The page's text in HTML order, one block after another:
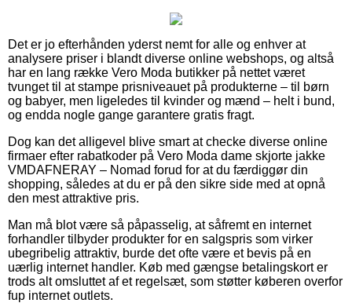
Det er jo efterhånden yderst nemt for alle og enhver at
analysere priser i blandt diverse online webshops, og altså
har en lang række Vero Moda butikker på nettet været
tvunget til at stampe prisniveauet på produkterne – til børn
og babyer, men ligeledes til kvinder og mænd – helt i bund,
og endda nogle gange garantere gratis fragt.
Dog kan det alligevel blive smart at checke diverse online
firmaer efter rabatkoder på Vero Moda dame skjorte jakke
VMDAFNERAY – Nomad forud for at du færdiggør din
shopping, således at du er på den sikre side med at opnå
den mest attraktive pris.
Man må blot være så påpasselig, at såfremt en internet
forhandler tilbyder produkter for en salgspris som virker
ubegribelig attraktiv, burde det ofte være et bevis på en
uærlig internet handler. Køb med gængse betalingskort er
trods alt omsluttet af et regelsæt, som støtter køberen overfor
fup internet outlets.